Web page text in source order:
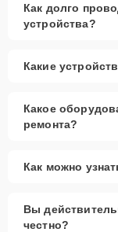
Как долго
устройства?
Какие
Какое
ремонта?
Как можно
Вы
честно?